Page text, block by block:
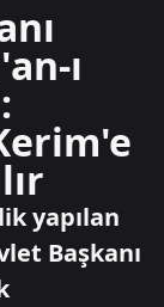
ı
yapılan
Başkanı